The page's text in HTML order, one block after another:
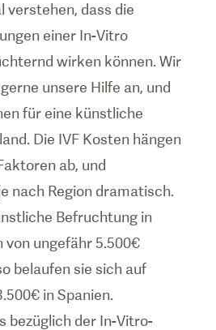
verstehen, dass die
einer In-Vitro
wirken können. Wir
unsere Hilfe an, und
für eine künstliche
Die IVF Kosten hängen
ab, und
nach Region dramatisch.
Befruchtung in
ungefähr 5.500€
belaufen sie sich auf
in Spanien.
bezüglich der In-Vitro-